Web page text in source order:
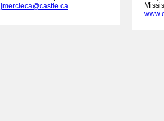
jmercieca@castle.ca